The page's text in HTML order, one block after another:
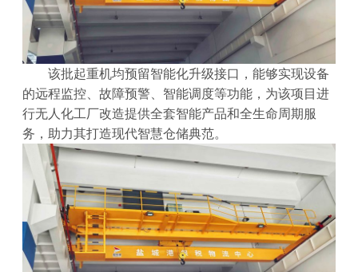
该批起重机均预留智能化升级接口，能够实现设备
的远程监控、故障预警、智能调度等功能，为该项目进
行无人化工厂改造提供全套智能产品和全生命周期服
务，助力其打造现代智慧仓储典范。